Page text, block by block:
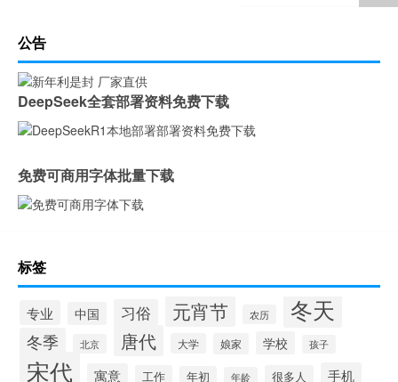
公告
DeepSeek全套部署资料免费下载
免费可商用字体批量下载
标签
专业 中国 习俗 元宵节 农历 冬天
冬季 北京 唐代 大学 娘家 学校 孩子
宋代 寓意 工作 年初 年龄 很多人 手机